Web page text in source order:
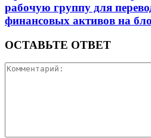
рабочую группу для
финансовых активов на
ОСТАВЬТЕ ОТВЕТ